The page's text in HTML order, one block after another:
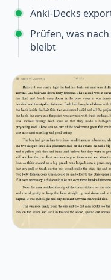
Anki-Decks
Prüfen, was
bleibt